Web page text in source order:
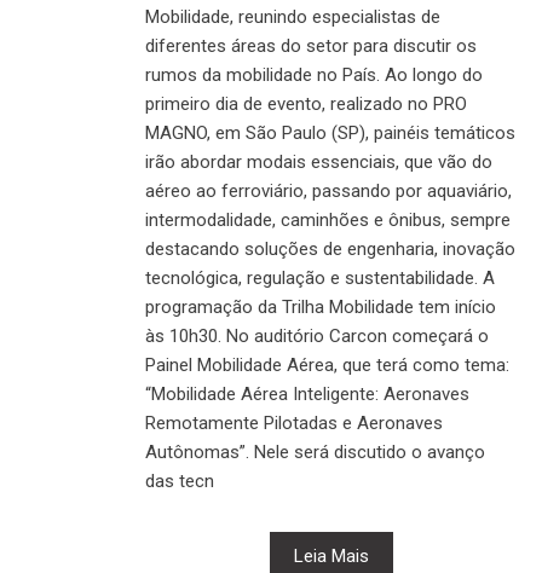
Mobilidade, reunindo especialistas de
diferentes áreas do setor para discutir os
rumos da mobilidade no País. Ao longo do
primeiro dia de evento, realizado no PRO
MAGNO, em São Paulo (SP), painéis temáticos
irão abordar modais essenciais, que vão do
aéreo ao ferroviário, passando por aquaviário,
intermodalidade, caminhões e ônibus, sempre
destacando soluções de engenharia, inovação
tecnológica, regulação e sustentabilidade. A
programação da Trilha Mobilidade tem início
às 10h30. No auditório Carcon começará o
Painel Mobilidade Aérea, que terá como tema:
“Mobilidade Aérea Inteligente: Aeronaves
Remotamente Pilotadas e Aeronaves
Autônomas”. Nele será discutido o avanço
das tecn
Leia Mais